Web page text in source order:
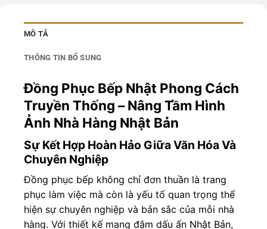
MÔ TẢ
THÔNG TIN BỔ SUNG
Đồng Phục Bếp Nhật Phong Cách
Truyền Thống – Nâng Tầm Hình
Ảnh Nhà Hàng Nhật Bản
Sự Kết Hợp Hoàn Hảo Giữa Văn Hóa Và
Chuyên Nghiệp
Đồng phục bếp không chỉ đơn thuần là trang
phục làm việc mà còn là yếu tố quan trọng thể
hiện sự chuyên nghiệp và bản sắc của mỗi nhà
hàng. Với thiết kế mang đậm dấu ấn Nhật Bản,